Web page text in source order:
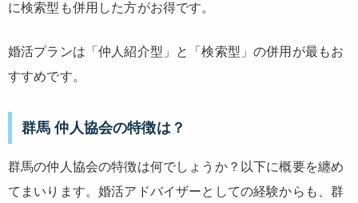
に検索型も併用した方がお得です。
婚活プランは「仲人紹介型」と「検索型」の併用が最もお
すすめです。
群馬 仲人協会の特徴は？
群馬の仲人協会の特徴は何でしょうか？以下に概要を纏め
てまいります。婚活アドバイザーとしての経験からも、群